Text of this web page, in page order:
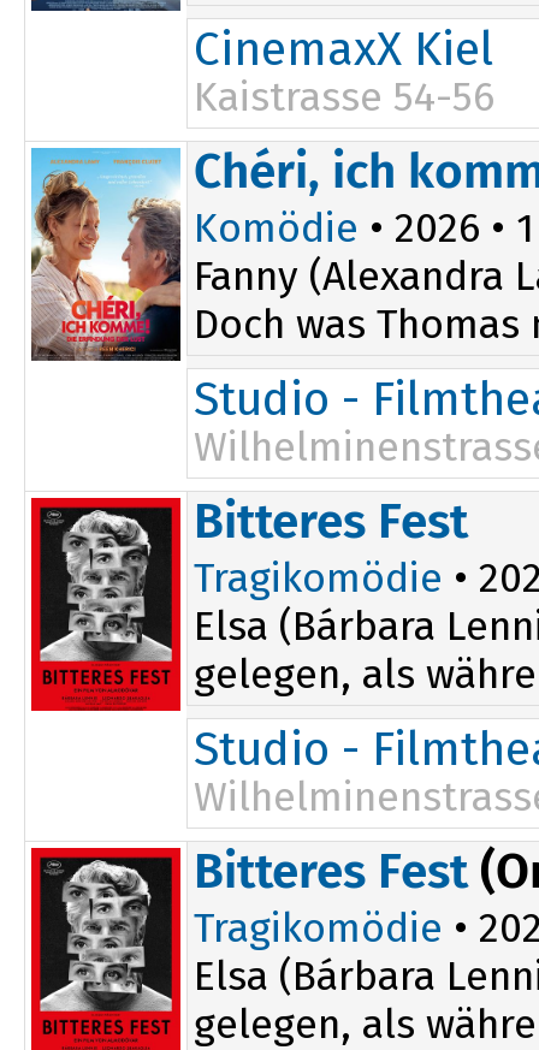
CinemaxX Kiel
Kaistrasse 54-56
20:10
Chéri, ich
Komödie • 2026 •
Fanny (Alexandra
Doch was
Studio -
15:30
Bitteres Fest
Tragikomödie •
Elsa (Bárbara
gelegen, als
Studio -
18:00
Bitteres Fest
Tragikomödie •
Elsa (Bárbara
gelegen, als